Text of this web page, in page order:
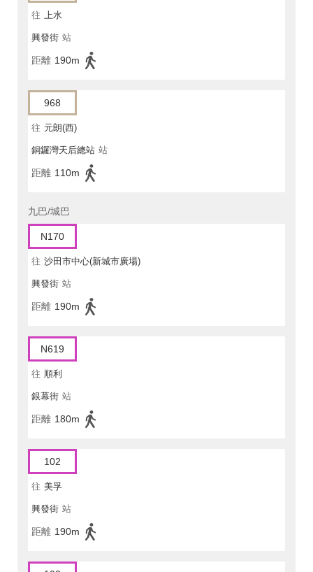
往 上水
興發街 站
距離 190m
968
往 元朗(西)
銅鑼灣天后總站 站
距離 110m
九巴/城巴
N170
往 沙田市中心(新城市廣場)
興發街 站
距離 190m
N619
往 順利
銀幕街 站
距離 180m
102
往 美孚
興發街 站
距離 190m